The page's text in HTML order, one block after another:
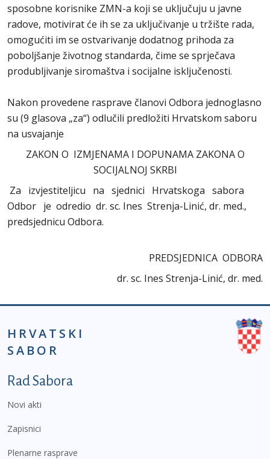
sposobne korisnike ZMN-a koji se uključuju u javne
radove, motivirat će ih se za uključivanje u tržište rada,
omogućiti im se ostvarivanje dodatnog prihoda za
poboljšanje životnog standarda, čime se sprječava
produbljivanje siromaštva i socijalne isključenosti.
Nakon provedene rasprave članovi Odbora jednoglasno
su (9 glasova „za“) odlučili predložiti Hrvatskom saboru
na usvajanje
ZAKON O IZMJENAMA I DOPUNAMA ZAKONA O
SOCIJALNOJ SKRBI
Za izvjestiteljicu na sjednici Hrvatskoga sabora
Odbor je odredio dr. sc. Ines Strenja-Linić, dr. med.,
predsjednicu Odbora.
PREDSJEDNICA ODBORA
dr. sc. Ines Strenja-Linić, dr. med.
HRVATSKI
SABOR
Podnožje prvi izbornik
Rad Sabora
Novi akti
Zapisnici
Plenarne rasprave